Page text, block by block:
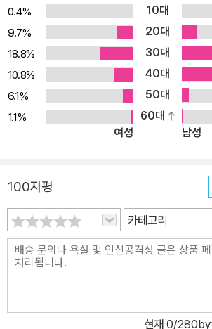
의 모든 빈티지 패션이 『뉴욕 스리프터』에 등
혹은 한두 편의 에피소드만 보아도 그 방대함
아차릴 수 있을 것이다. "면 정장! 항상 주름져
입기 좋아."(「딕의 짐 싸기 목록 1부」) 물론 스
빠지지 않는다. 총 여섯 에피소드에 걸쳐 오스
영국식, 일본식, 프랑스식으로 이어지는 '아이
적인 예이다. 브랜드, 옷의 형태, 심지어는 옷감
시간이야. 그리고 프레스코와 마드라스를 꺼내야지
럴은 이 모든 것을 직관적이고 재치 있는 드로
뜻한 물감의 색상과 몇 개의 펜 획만으로도 딕
양한 재료와 형태를 표현하며 일러스트레이터
한다. 또한 일상 만화를 중심으로 하면서도 관
및 비교 분석 등 다채로운 만화적 연출을 자유
역을 맡은 그래픽 디자이너 유현선은 딕 캐럴
0.4% 10대
9.7%
20대
18.8%
30대
10.8%
40대
6.1%
50대
1.1%
60대
여성
남성
100자평
카테고리
현재 0/